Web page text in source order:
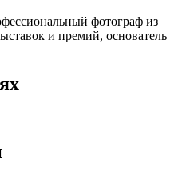
фотограф из
и премий, основатель